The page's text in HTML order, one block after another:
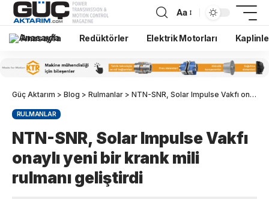
Aa
Anasayfa Redüktörler Elektrik Motorları
Güç Aktarım > Blog > Rulmanlar > NTN-SNR, Solar Impulse Vakfı onaylı yeni bir krank mili rulmanı geliştirdi
RULMANLAR
NTN-SNR, Solar Impulse Vakfı
onaylı yeni bir krank mili
rulmanı geliştirdi